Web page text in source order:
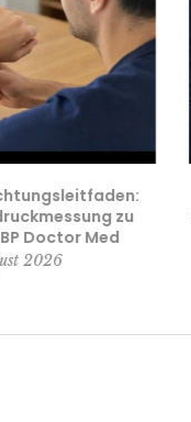
zu
Doctor Med
2026